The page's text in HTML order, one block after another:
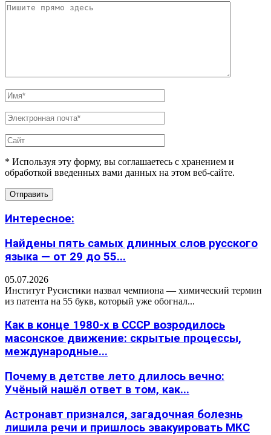
* Используя эту форму, вы соглашаетесь с хранением и
обработкой введенных вами данных на этом веб-сайте.
Интересное:
Найдены пять самых длинных слов русского
языка — от 29 до 55...
05.07.2026
Институт Русистики назвал чемпиона — химический термин
из патента на 55 букв, который уже обогнал...
Как в конце 1980-х в СССР возродилось
масонское движение: скрытые процессы,
международные...
Почему в детстве лето длилось вечно:
Учёный нашёл ответ в том, как...
Астронавт признался, загадочная болезнь
лишила речи и пришлось эвакуировать МКС